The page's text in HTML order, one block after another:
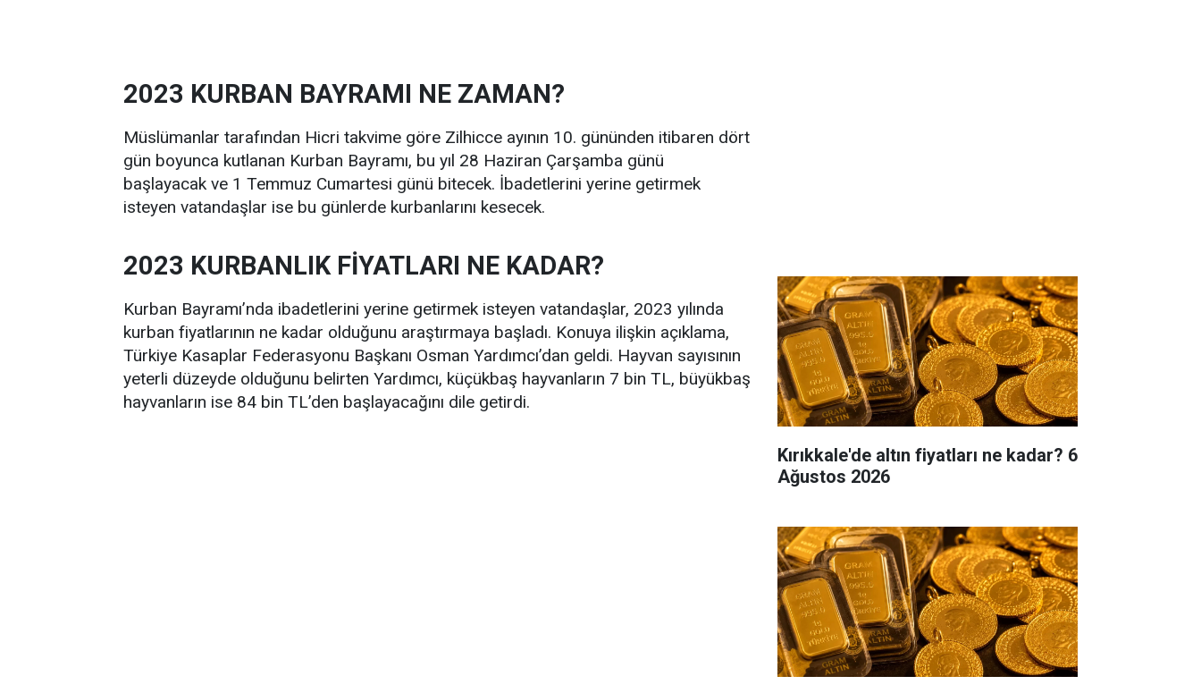
2023 KURBAN BAYRAMI NE ZAMAN?
Müslümanlar tarafından Hicri takvime göre Zilhicce ayının 10. gününden itibaren dört
gün boyunca kutlanan Kurban Bayramı, bu yıl 28 Haziran Çarşamba günü
başlayacak ve 1 Temmuz Cumartesi günü bitecek. İbadetlerini yerine getirmek
isteyen vatandaşlar ise bu günlerde kurbanlarını kesecek.
2023 KURBANLIK FİYATLARI NE KADAR?
Kurban Bayramı’nda ibadetlerini yerine getirmek isteyen vatandaşlar, 2023 yılında
kurban fiyatlarının ne kadar olduğunu araştırmaya başladı. Konuya ilişkin açıklama,
Türkiye Kasaplar Federasyonu Başkanı Osman Yardımcı’dan geldi. Hayvan sayısının
yeterli düzeyde olduğunu belirten Yardımcı, küçükbaş hayvanların 7 bin TL, büyükbaş
hayvanların ise 84 bin TL’den başlayacağını dile getirdi.
Kırıkkale'de altın fiyatları ne kadar? 6
Ağustos 2026